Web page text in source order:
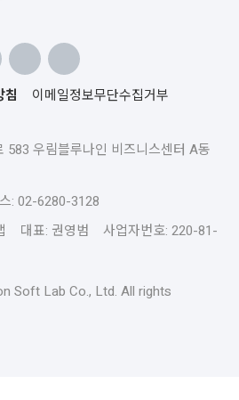
침
이메일정보무단수집거부
583 우림블루나인 비즈니스센터 A동
: 02-6280-3128
대표: 권영범 사업자번호: 220-81-
Soft Lab Co., Ltd. All rights